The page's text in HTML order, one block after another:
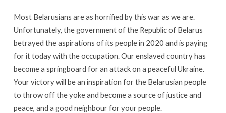
in
London
Most Belarusians are as horrified by this war as we are.
Unfortunately, the government of the Republic of Belarus
betrayed the aspirations of its people in 2020 and is paying
for it today with the occupation. Our enslaved country has
become a springboard for an attack on a peaceful Ukraine.
Your victory will be an inspiration for the Belarusian people
to throw off the yoke and become a source of justice and
peace, and a good neighbour for your people.